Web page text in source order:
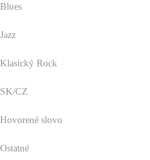
Blues
Jazz
Klasický Rock
SK/CZ
Hovorené slovo
Ostatné